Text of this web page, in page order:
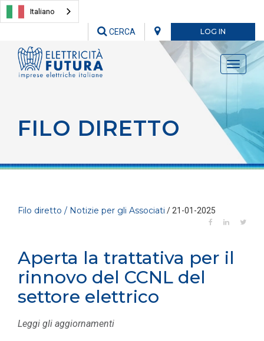
Italiano
LOG IN
CERCA
Toggle
FILO DIRETTO
Filo diretto / Notizie per gli Associati / 21-01-2025
Aperta la trattativa per il
rinnovo del CCNL del
settore elettrico
Leggi gli aggiornamenti